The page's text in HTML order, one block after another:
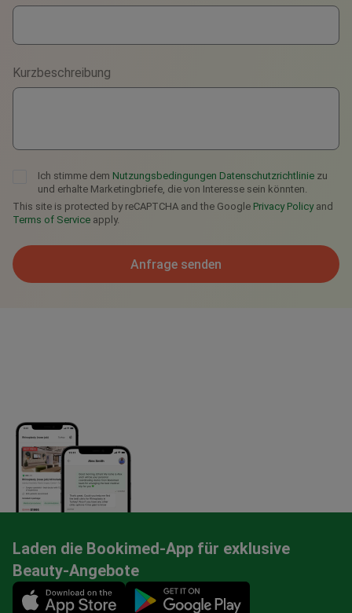
WhatsApp
Viber
Telegram
Kurzbeschreibung
Ich stimme dem Nutzungsbedingungen Datenschutzrichtlinie zu
und erhalte Marketingbriefe, die von Interesse sein könnten.
This site is protected by reCAPTCHA and the Google Privacy Policyand
Terms of Service apply.
Anfrage senden
Laden die Bookimed-App für exklusive
Beauty-Angebote
Mobile app illustration